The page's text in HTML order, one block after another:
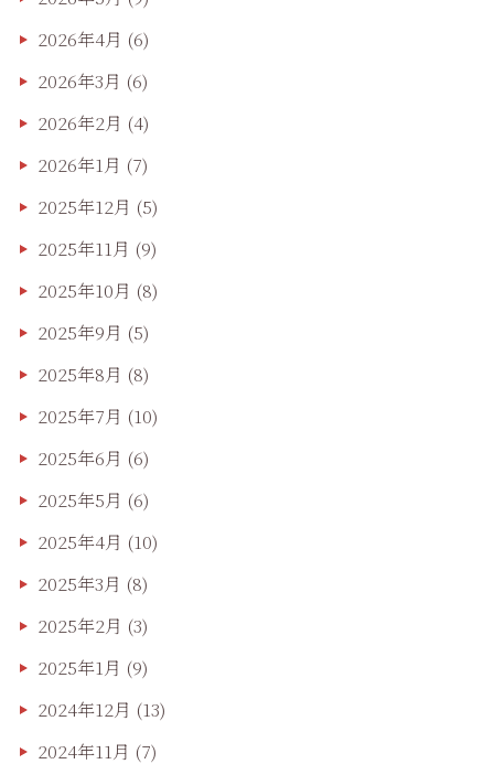
2026年4月 (6)
2026年3月 (6)
2026年2月 (4)
2026年1月 (7)
2025年12月 (5)
2025年11月 (9)
2025年10月 (8)
2025年9月 (5)
2025年8月 (8)
2025年7月 (10)
2025年6月 (6)
2025年5月 (6)
2025年4月 (10)
2025年3月 (8)
2025年2月 (3)
2025年1月 (9)
2024年12月 (13)
2024年11月 (7)